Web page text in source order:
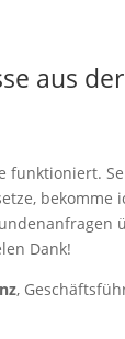
aus
funktioniert.
bekomme
Dank!
,